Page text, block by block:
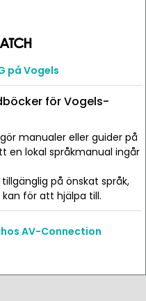
på Vogels
för Vogels-
manualer eller guider på
en lokal språkmanual ingår
på önskat språk,
för att hjälpa till.
AV-Connection